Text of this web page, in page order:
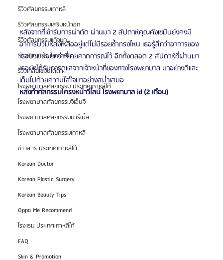
รีวิวศัลยกรรมเกาหลี
รีวิวศัลยกรรมเสริมหน้าอก
รีวิวศัลยกรรมแก้จมูก
รีวิวศัลยกรรมโครงหน้า
รีวิวเกลี่ยไขมันใต้ตา
โรงพยาบาลศัลยกรรม ประเทศเกาหลีใต้
โรงพยาบาลศัลยกรรมจีเอ็นจี
โรงพยาบาลศัลยกรรมมาร์เบิ้ล
โรงพยาบาลศัลยกรรมเกาหลี
ข่าวสาร ประเทศเกาหลีใต้
Korean Doctor
Korean Plastic Surgery
Korean Beauty Tips
Oppa Me Recommend
โรงแรม ประเทศเกาหลีใต้
FAQ
Skin & Promotion
หลังจากที่เข้ารับการผ่าตัด ผ่านมา 2 สัปดาห์คุณคังเซมินยังคงมี
อาการบวมหลงเหลืออยู่แต่ไม่มีรอยช้ำตรงไหน เธอรู้สึกว่าอาการของ
เธอบวมน้อยกว่าที่เคยคาดการณ์ไว้ อีกทั้งตลอด 2 สัปดาห์ที่ผ่านมา
เธอยังได้รับการดูแลจากเจ้าหน้าที่ของทางโรงพยาบาล มาอย่างดีและ
เต็มไปด้วยความใส่ใจมาอย่างสม่ำเสมอ
หลังทำศัลกรรมโครงหน้าวีไลน์ โรงพยาบาล id (2 เดือน)